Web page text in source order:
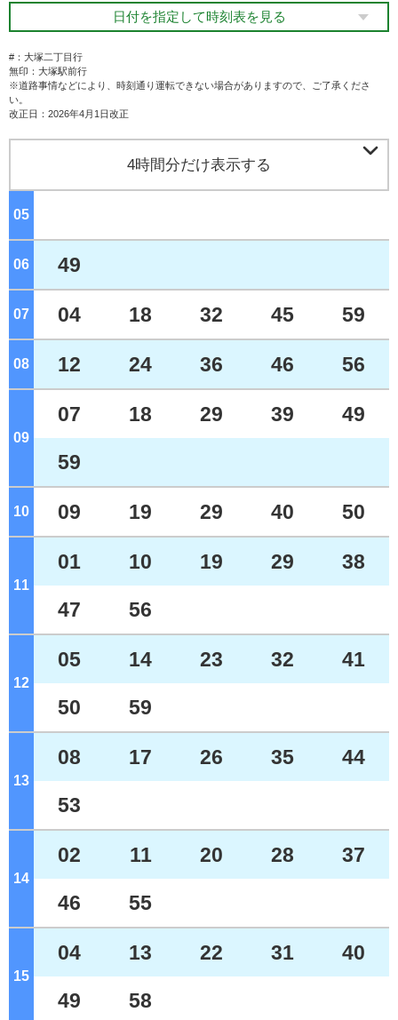
日付を指定して時刻表を見る
#：大塚二丁目行
無印：大塚駅前行
※道路事情などにより、時刻通り運転できない場合がありますので、ご了承くださ
い。
改正日：2026年4月1日改正
4時間分だけ表示する 
05
06 49
07 04 18 32 45 59
08 12 24 36 46 56
09 ジ
07 18 29 39 49
59
10 09 19 29 40 50
11 ジ
01 10 19 29 38
47 56
12 ジ
05 14 23 32 41
50 59
13 ジ
08 17 26 35 44
53
14 ジ
02 11 20 28 37
46 55
15 ジ
04 13 22 31 40
49 58